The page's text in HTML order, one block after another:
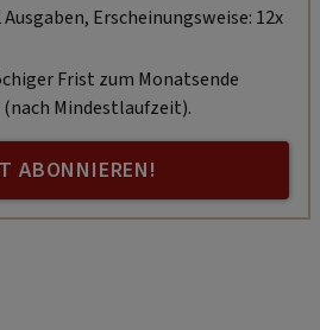
Erscheinungsweise: 12x
Frist zum Monatsende
Mindestlaufzeit).
ABONNIEREN!